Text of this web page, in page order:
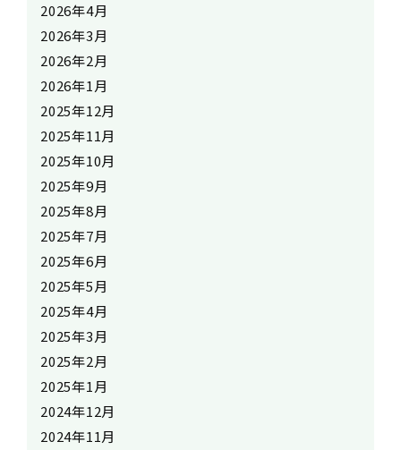
2026年4月
2026年3月
2026年2月
2026年1月
2025年12月
2025年11月
2025年10月
2025年9月
2025年8月
2025年7月
2025年6月
2025年5月
2025年4月
2025年3月
2025年2月
2025年1月
2024年12月
2024年11月